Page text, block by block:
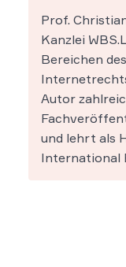
Prof.
Kanzlei
Bereichen
Autor
und lehrt als
International